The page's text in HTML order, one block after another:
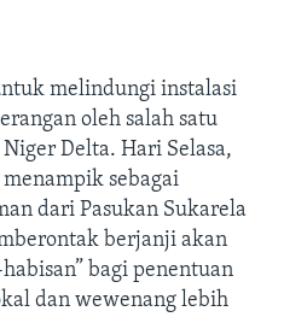
melindungi instalasi
oleh salah satu
Delta. Hari Selasa,
sebagai
dari Pasukan Sukarela
berjanji akan
bagi penentuan
dan wewenang lebih